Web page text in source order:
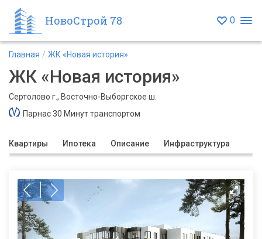
НовоСтрой 78 0
Главная ЖК «Новая история»
ЖК «Новая история»
Сертолово г., Восточно-Выборгское ш.
Парнас 30 Минут транспортом
Квартиры Ипотека Описание Инфраструктура